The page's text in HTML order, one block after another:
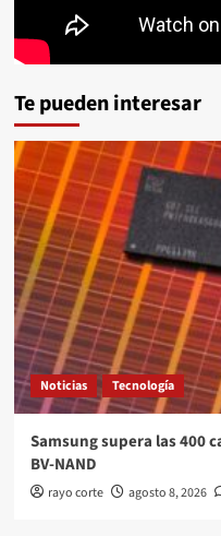
Te pueden interesar
Noticias Tecnología
Samsung supera las 400
BV-NAND
rayo corte agosto 8, 2026